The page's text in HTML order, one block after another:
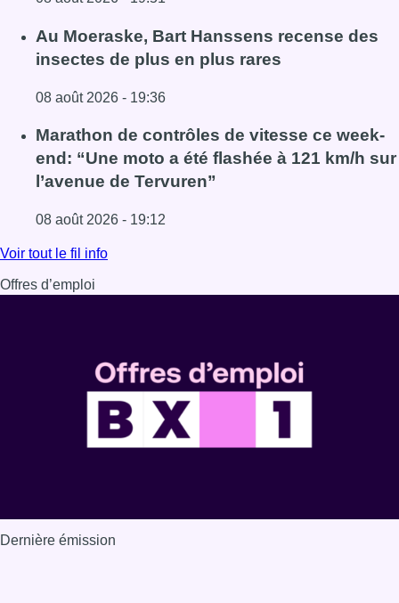
Lire l'article Un nouveau club de MMA ouvre ses portes à
Au Moeraske, Bart Hanssens recense des
insectes de plus en plus rares
08 août 2026 - 19:36
Lire l'article Au Moeraske, Bart Hanssens recense des
Marathon de contrôles de vitesse ce week-
end: “Une moto a été flashée à 121 km/h sur
l’avenue de Tervuren”
08 août 2026 - 19:12
Lire l'article Marathon de contrôles de vitesse ce week-
Voir tout le fil info
Offres d’emploi
Dernière émission